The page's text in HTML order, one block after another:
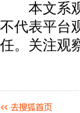
本文系观
不代表平台
任。关注观